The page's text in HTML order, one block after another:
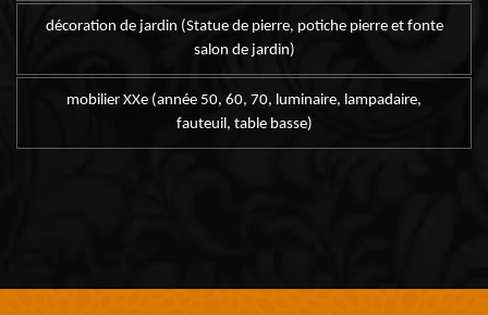
décoration de jardin (Statue de pierre, potiche pierre et fonte
salon de jardin)
mobilier XXe (année 50, 60, 70, luminaire, lampadaire,
fauteuil, table basse)